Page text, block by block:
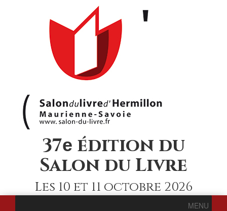
37e édition du
Salon du Livre
Les 10 et 11 octobre 2026
MENU